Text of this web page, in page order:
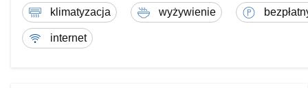
Pokój 3
klimatyzacja wyżywienie
internet